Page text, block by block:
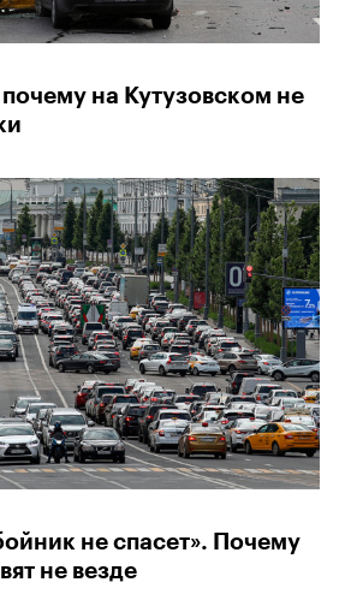
на Кутузовском не
не спасет». Почему
не везде